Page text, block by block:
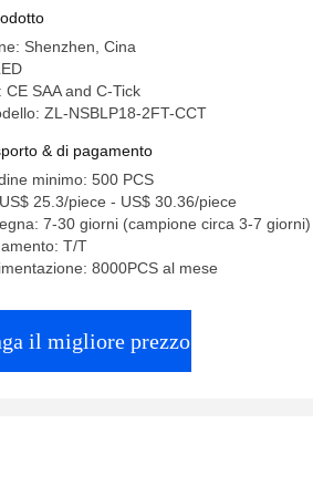
Shenzhen, Cina
SAA and C-Tick
ZL-NSBLP18-2FT-CCT
& di pagamento
minimo: 500 PCS
25.3/piece - US$ 30.36/piece
7-30 giorni (campione circa 3-7 giorni)
T/T
8000PCS al mese
il migliore prezzo